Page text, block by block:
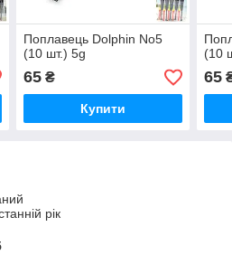
Поплавець Dolphin No5
(10 шт.) 5g
65₴
Купити
(10
65
рік